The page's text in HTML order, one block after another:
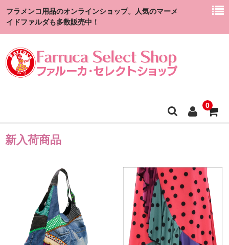
フラメンコ用品のオンラインショップ。人気のマーメ
イドファルダも多数販売中！
0
HOME
ファルーカ・オリジナル
スペイン製ファルダ
在庫あり
Tシャツ
新入荷商品